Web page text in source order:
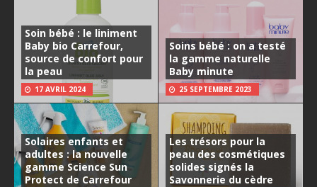
Soin bébé : le liniment
Baby bio Carrefour,
source de confort pour
la peau
17 AVRIL 2024
Soins bébé : on a testé
la gamme naturelle
Baby minute
25 SEPTEMBRE 2023
Solaires enfants et
adultes : la nouvelle
gamme Science Sun
Protect de Carrefour
Les trésors pour la
peau des cosmétiques
solides signés la
Savonnerie du cèdre